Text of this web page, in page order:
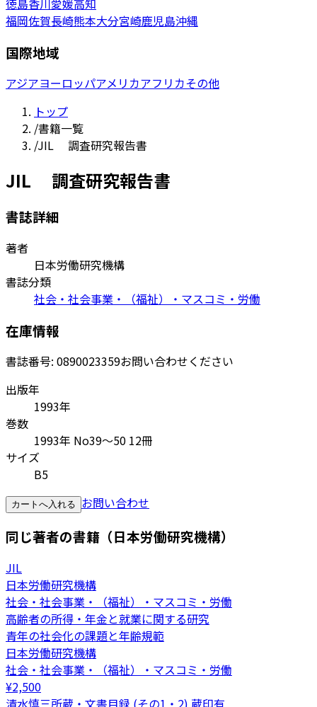
徳島香川愛媛高知
福岡佐賀長崎熊本大分宮崎鹿児島沖縄
国際地域
アジアヨーロッパアメリカアフリカその他
トップ
/書籍一覧
/JIL 調査研究報告書
JIL 調査研究報告書
書誌詳細
著者
日本労働研究機構
書誌分類
社会・社会事業・（福祉）・マスコミ・労働
在庫情報
書誌番号: 0890023359お問い合わせください
出版年
1993年
巻数
1993年 No39～50 12冊
サイズ
B5
カートへ入れる お問い合わせ
同じ著者の書籍（日本労働研究機構）
JIL
日本労働研究機構
社会・社会事業・（福祉）・マスコミ・労働
高齢者の所得・年金と就業に関する研究
青年の社会化の課題と年齢規範
日本労働研究機構
社会・社会事業・（福祉）・マスコミ・労働
¥2,500
清水慎三所蔵・文書目録 (その1・2) 蔵印有